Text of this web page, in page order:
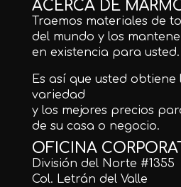
Piedra Arqueológica
Piedra Recinto
Piedras Varias
Pizarra
Porcelánicos
Sandstone
ACERCA DE
Traemos materiales de
del mundo y los
en existencia para usted.
Es así que usted obtiene
variedad
y los mejores precios
de su casa o negocio.
OFICINA
División del Norte #1355
Col. Letrán del Valle